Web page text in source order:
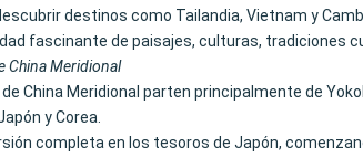
destinos como Tailandia, Vietnam y
fascinante de paisajes, culturas, tradiciones
China Meridional
de China Meridional parten principalmente de
y Corea.
completa en los tesoros de Japón,